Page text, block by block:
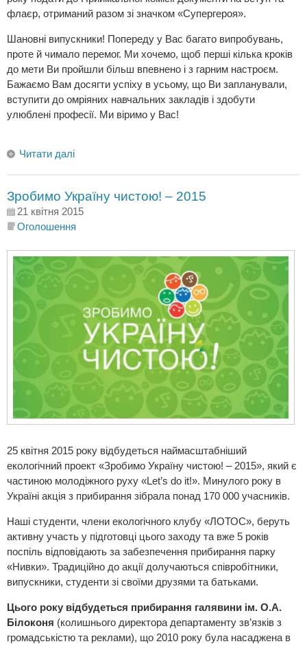
флаєр, отриманий разом зі значком «Супергероя».
Шановні випускники! Попереду у Вас багато випробувань,
проте й чимало перемог. Ми хочемо, щоб перші кілька кроків
до мети Ви пройшли більш впевнено і з гарним настроєм.
Бажаємо Вам досягти успіху в усьому, що Ви запланували,
вступити до омріяних навчальних закладів і здобути
улюблені професії. Ми віримо у Вас!
Читати далі
Зробимо Україну чистою! – 2015
21 квітня 2015
Оголошення
25 квітня 2015 року відбудеться наймасштабніший
екологічний проект «Зробимо Україну чистою! – 2015», який є
частиною молодіжного руху «Let’s do it!». Минулого року в
Україні акція з прибирання зібрала понад 170 000 учасників.
Наші студенти, члени екологічного клубу «ЛОТОС», беруть
активну участь у підготовці цього заходу та вже 5 років
поспіль відповідають за забезпечення прибирання парку
«Нивки». Традиційно до акції долучаються співробітники,
випускники, студенти зі своїми друзями та батьками.
Цього року відбудеться прибирання галявини ім. О.А.
Білоконя (колишнього директора департаменту зв’язків з
громадськістю та реклами), що 2010 року була насаджена в